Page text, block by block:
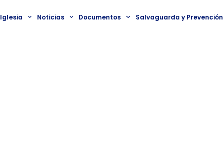
Iglesia Noticias Documentos Salvaguarda y Prevención